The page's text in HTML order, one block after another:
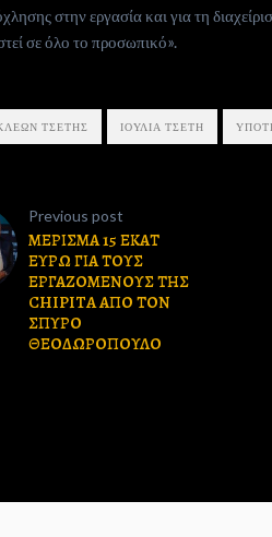
στην εργασία και για τη
σε όλο το προσωπικό».
ΤΣΕΤΗΣ ΙΟΥΛΙΑ ΤΣΕΤΗ
Previous post
ΜΕΡΙΣΜΑ 15 ΕΚΑΤ
ΕΥΡΩ ΓΙΑ ΤΟΥΣ
ΕΡΓΑΖΟΜΕΝΟΥΣ ΤΗΣ
CHIPITA ΑΠΟ ΤΟΝ
ΣΠΥΡΟ
ΘΕΟΔΩΡΟΠΟΥΛΟ